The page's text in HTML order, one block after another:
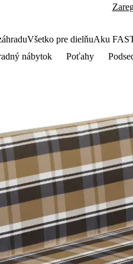
Všetko pre dielňuAku
nábytok Poťahy